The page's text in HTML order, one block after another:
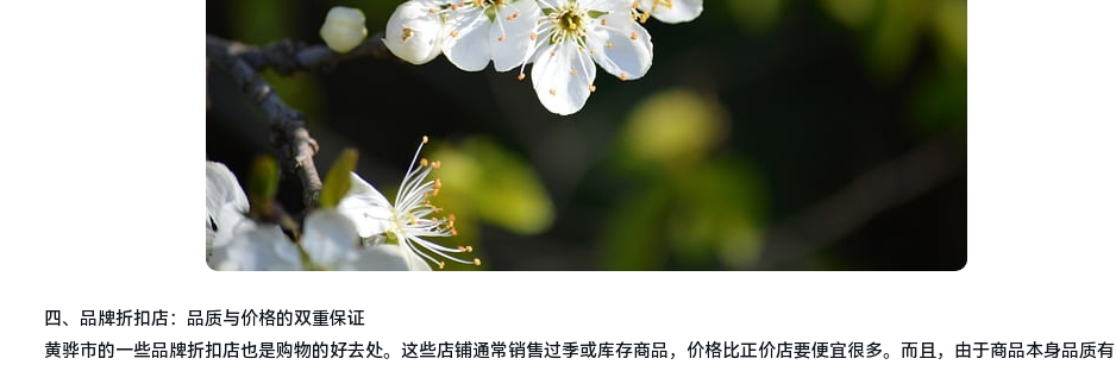
四、品牌折扣店：品质与价格的双重保证
黄骅市的一些品牌折扣店也是购物的好去处。这些店铺通常销售过季或库存商品，价格比正价店要便宜很多。而且，由于商品本身品质有